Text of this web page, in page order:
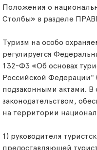
Положения о
Столбы» в разделе
Туризм на особо
регулируется
132-ФЗ «Об основах
Российской Федерации"
подзаконными актами. В
законодательством,
на территории
1) руководителя
предоставляющей